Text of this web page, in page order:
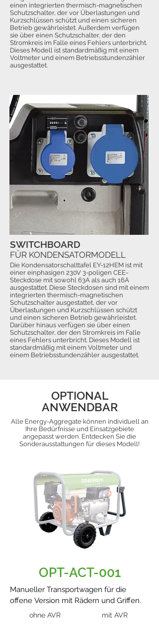
einen integrierten thermisch-magnetischen
Schutzschalter, der vor Überlastungen und
Kurzschlüssen schützt und einen sicheren
Betrieb gewährleistet. Außerdem verfügen
sie über einen Schutzschalter, der den
Stromkreis im Falle eines Fehlers unterbricht.
Dieses Modell ist standardmäßig mit einem
Voltmeter und einem Betriebsstundenzähler
ausgestattet.
Die Kondensatorschalttafel EY-12HEM ist mit
einer einphasigen 230V 3-poligen CEE-
Steckdose mit sowohl 63A als auch 16A
ausgestattet. Diese Steckdosen sind mit einem
integrierten thermisch-magnetischen
Schutzschalter ausgestattet, der vor
Überlastungen und Kurzschlüssen schützt
und einen sicheren Betrieb gewährleistet.
Darüber hinaus verfügen sie über einen
Schutzschalter, der den Stromkreis im Falle
eines Fehlers unterbricht. Dieses Modell ist
standardmäßig mit einem Voltmeter und
einem Betriebsstundenzähler ausgestattet.
SWITCHBOARD
FÜR KONDENSATORMODELL
OPTIONAL
ANWENDBAR
Alle Energy-Aggregate können individuell an
Ihre Bedürfnisse und Einsatzgebiete
angepasst werden. Entdecken Sie die
Sonderausstattungen für dieses Modell!
OPT-ACT-001
Manueller Transportwagen für die
offene Version mit Rädern und Griffen.
ohne AVR mit AVR